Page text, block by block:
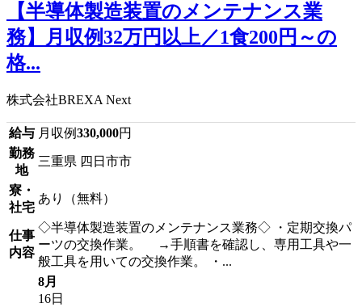
【半導体製造装置のメンテナンス業
務】月収例32万円以上／1食200円～の
格...
株式会社BREXA Next
給与 月収例330,000円
勤務
地
三重県 四日市市
寮・
社宅
あり（無料）
仕事
内容
◇半導体製造装置のメンテナンス業務◇ ・定期交換パ
ーツの交換作業。 →手順書を確認し、専用工具や一
般工具を用いての交換作業。 ・...
8月
16日